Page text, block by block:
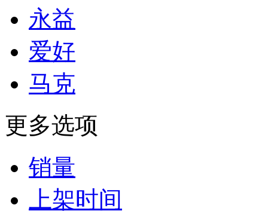
永益
爱好
马克
更多选项
销量
上架时间